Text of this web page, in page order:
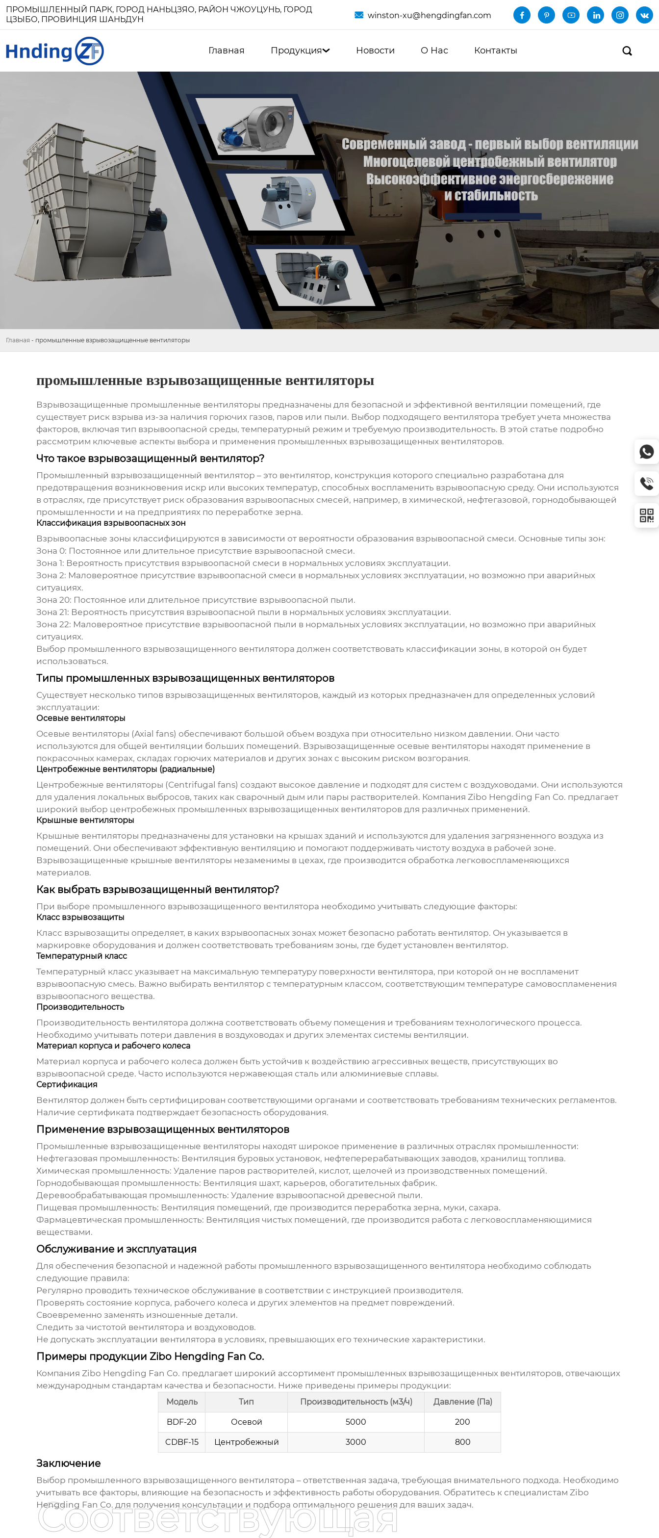
ПРОМЫШЛЕННЫЙ ПАРК, ГОРОД НАНЬЦЗЯО, РАЙОН ЧЖОУЦУНЬ, ГОРОД
ЦЗЫБО, ПРОВИНЦИЯ ШАНЬДУН
 winston-xu@hengdingfan.com      
Главная Продукция Новости О Нас Контакты 
Главная - промышленные взрывозащищенные вентиляторы
промышленные взрывозащищенные вентиляторы
Взрывозащищенные промышленные вентиляторы предназначены для безопасной и эффективной вентиляции помещений, где
существует риск взрыва из-за наличия горючих газов, паров или пыли. Выбор подходящего вентилятора требует учета множества
факторов, включая тип взрывоопасной среды, температурный режим и требуемую производительность. В этой статье подробно
рассмотрим ключевые аспекты выбора и применения промышленных взрывозащищенных вентиляторов.
Что такое взрывозащищенный вентилятор?
Промышленный взрывозащищенный вентилятор – это вентилятор, конструкция которого специально разработана для
предотвращения возникновения искр или высоких температур, способных воспламенить взрывоопасную среду. Они используются
в отраслях, где присутствует риск образования взрывоопасных смесей, например, в химической, нефтегазовой, горнодобывающей
промышленности и на предприятиях по переработке зерна.
Классификация взрывоопасных зон
Взрывоопасные зоны классифицируются в зависимости от вероятности образования взрывоопасной смеси. Основные типы зон:
Зона 0: Постоянное или длительное присутствие взрывоопасной смеси.
Зона 1: Вероятность присутствия взрывоопасной смеси в нормальных условиях эксплуатации.
Зона 2: Маловероятное присутствие взрывоопасной смеси в нормальных условиях эксплуатации, но возможно при аварийных
ситуациях.
Зона 20: Постоянное или длительное присутствие взрывоопасной пыли.
Зона 21: Вероятность присутствия взрывоопасной пыли в нормальных условиях эксплуатации.
Зона 22: Маловероятное присутствие взрывоопасной пыли в нормальных условиях эксплуатации, но возможно при аварийных
ситуациях.
Выбор промышленного взрывозащищенного вентилятора должен соответствовать классификации зоны, в которой он будет
использоваться.
Типы промышленных взрывозащищенных вентиляторов
Существует несколько типов взрывозащищенных вентиляторов, каждый из которых предназначен для определенных условий
эксплуатации:
Осевые вентиляторы
Осевые вентиляторы (Axial fans) обеспечивают большой объем воздуха при относительно низком давлении. Они часто
используются для общей вентиляции больших помещений. Взрывозащищенные осевые вентиляторы находят применение в
покрасочных камерах, складах горючих материалов и других зонах с высоким риском возгорания.
Центробежные вентиляторы (радиальные)
Центробежные вентиляторы (Centrifugal fans) создают высокое давление и подходят для систем с воздуховодами. Они используются
для удаления локальных выбросов, таких как сварочный дым или пары растворителей. Компания Zibo Hengding Fan Co. предлагает
широкий выбор центробежных промышленных взрывозащищенных вентиляторовдля различных применений.
Крышные вентиляторы
Крышные вентиляторы предназначены для установки на крышах зданий и используются для удаления загрязненного воздуха из
помещений. Они обеспечивают эффективную вентиляцию и помогают поддерживать чистоту воздуха в рабочей зоне.
Взрывозащищенные крышные вентиляторы незаменимы в цехах, где производится обработка легковоспламеняющихся
материалов.
Как выбрать взрывозащищенный вентилятор?
При выборе промышленного взрывозащищенного вентилятора необходимо учитывать следующие факторы:
Класс взрывозащиты
Класс взрывозащиты определяет, в каких взрывоопасных зонах может безопасно работать вентилятор. Он указывается в
маркировке оборудования и должен соответствовать требованиям зоны, где будет установлен вентилятор.
Температурный класс
Температурный класс указывает на максимальную температуру поверхности вентилятора, при которой он не воспламенит
взрывоопасную смесь. Важно выбирать вентилятор с температурным классом, соответствующим температуре самовоспламенения
взрывоопасного вещества.
Производительность
Производительность вентилятора должна соответствовать объему помещения и требованиям технологического процесса.
Необходимо учитывать потери давления в воздуховодах и других элементах системы вентиляции.
Материал корпуса и рабочего колеса
Материал корпуса и рабочего колеса должен быть устойчив к воздействию агрессивных веществ, присутствующих во
взрывоопасной среде. Часто используются нержавеющая сталь или алюминиевые сплавы.
Сертификация
Вентилятор должен быть сертифицирован соответствующими органами и соответствовать требованиям технических регламентов.
Наличие сертификата подтверждает безопасность оборудования.
Применение взрывозащищенных вентиляторов
Промышленные взрывозащищенные вентиляторы находят широкое применение в различных отраслях промышленности:
Нефтегазовая промышленность: Вентиляция буровых установок, нефтеперерабатывающих заводов, хранилищ топлива.
Химическая промышленность: Удаление паров растворителей, кислот, щелочей из производственных помещений.
Горнодобывающая промышленность: Вентиляция шахт, карьеров, обогатительных фабрик.
Деревообрабатывающая промышленность: Удаление взрывоопасной древесной пыли.
Пищевая промышленность: Вентиляция помещений, где производится переработка зерна, муки, сахара.
Фармацевтическая промышленность: Вентиляция чистых помещений, где производится работа с легковоспламеняющимися
веществами.
Обслуживание и эксплуатация
Для обеспечения безопасной и надежной работы промышленного взрывозащищенного вентилятора необходимо соблюдать
следующие правила:
Регулярно проводить техническое обслуживание в соответствии с инструкцией производителя.
Проверять состояние корпуса, рабочего колеса и других элементов на предмет повреждений.
Своевременно заменять изношенные детали.
Следить за чистотой вентилятора и воздуховодов.
Не допускать эксплуатации вентилятора в условиях, превышающих его технические характеристики.
Примеры продукции Zibo Hengding Fan Co.
Компания Zibo Hengding Fan Co. предлагает широкий ассортимент промышленных взрывозащищенных вентиляторов, отвечающих
международным стандартам качества и безопасности. Ниже приведены примеры продукции:
Модель Тип Производительность (м3/ч) Давление (Па)
BDF-20 Осевой 5000 200
CDBF-15 Центробежный 3000 800
Заключение
Выбор промышленного взрывозащищенного вентилятора – ответственная задача, требующая внимательного подхода. Необходимо
учитывать все факторы, влияющие на безопасность и эффективность работы оборудования. Обратитесь к специалистам Zibo
Hengding Fan Co. для получения консультации и подбора оптимального решения для ваших задач.
Соответствующая